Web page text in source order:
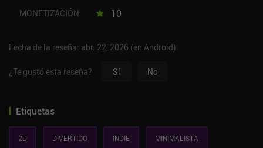
MONETIZACIÓN 10
Fecha de la reseña: abr. 22, 2026 (en Android)
¿Te gustó esta reseña? Sí No
Etiquetas
2D DIVERTIDO INDIE MINIMALISTA